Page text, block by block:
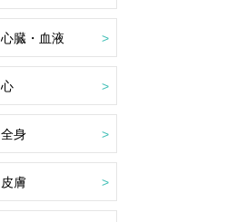
心臓・血液
心
全身
皮膚